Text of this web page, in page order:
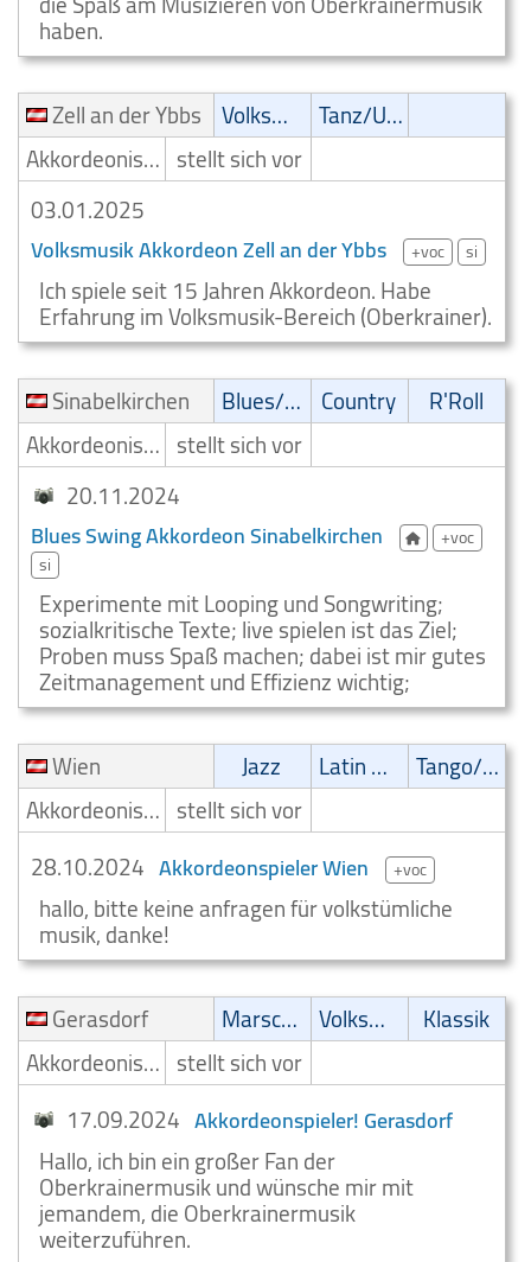
haben.
Zell an der Ybbs
Volksmusik
Tanz/Unterhaltungsmusik
Akkordeonist/Akkordeonspieler stellt sich vor
03.01.2025
Volksmusik Akkordeon Zell an der Ybbs +voc si
Ich spiele seit 15 Jahren Akkordeon. Habe
Erfahrung im Volksmusik-Bereich (Oberkrainer).
Sinabelkirchen
Blues/Swing Country
R'Roll
Akkordeonist/Akkordeonspieler stellt sich vor
20.11.2024
Blues Swing Akkordeon Sinabelkirchen
+voc
si
Experimente mit Looping und Songwriting;
sozialkritische Texte; live spielen ist das Ziel;
Proben muss Spaß machen; dabei ist mir gutes
Zeitmanagement und Effizienz wichtig;
Wien
Jazz Latin Musik
Tango/Samba
Akkordeonist/Akkordeonspieler stellt sich vor
28.10.2024 Akkordeonspieler Wien +voc
hallo, bitte keine anfragen für volkstümliche
musik, danke!
Gerasdorf
Marsch/Polka Volksmusik
Klassik
Akkordeonist/Akkordeonspieler stellt sich vor
17.09.2024 Akkordeonspieler! Gerasdorf
Hallo, ich bin ein großer Fan der
Oberkrainermusik und wünsche mir mit
jemandem, die Oberkrainermusik
weiterzuführen.